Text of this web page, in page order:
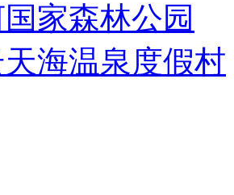
家森林公园
海温泉度假村